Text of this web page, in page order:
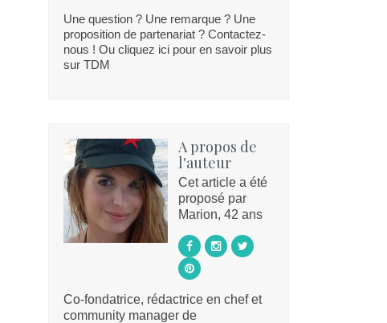
Une question ? Une remarque ? Une
proposition de partenariat ? Contactez-
nous ! Ou cliquez ici pour en savoir plus
sur TDM
A propos de
l'auteur
Cet article a été
proposé par
Marion, 42 ans
Co-fondatrice, rédactrice en chef et
community manager de